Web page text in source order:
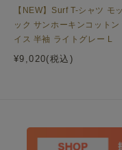
涼しく着用できます。
【NEW】Surf T-シャツ モ
ック サンホーキンコットン
イス 半袖 ライトグレー L
¥9,020(税込)